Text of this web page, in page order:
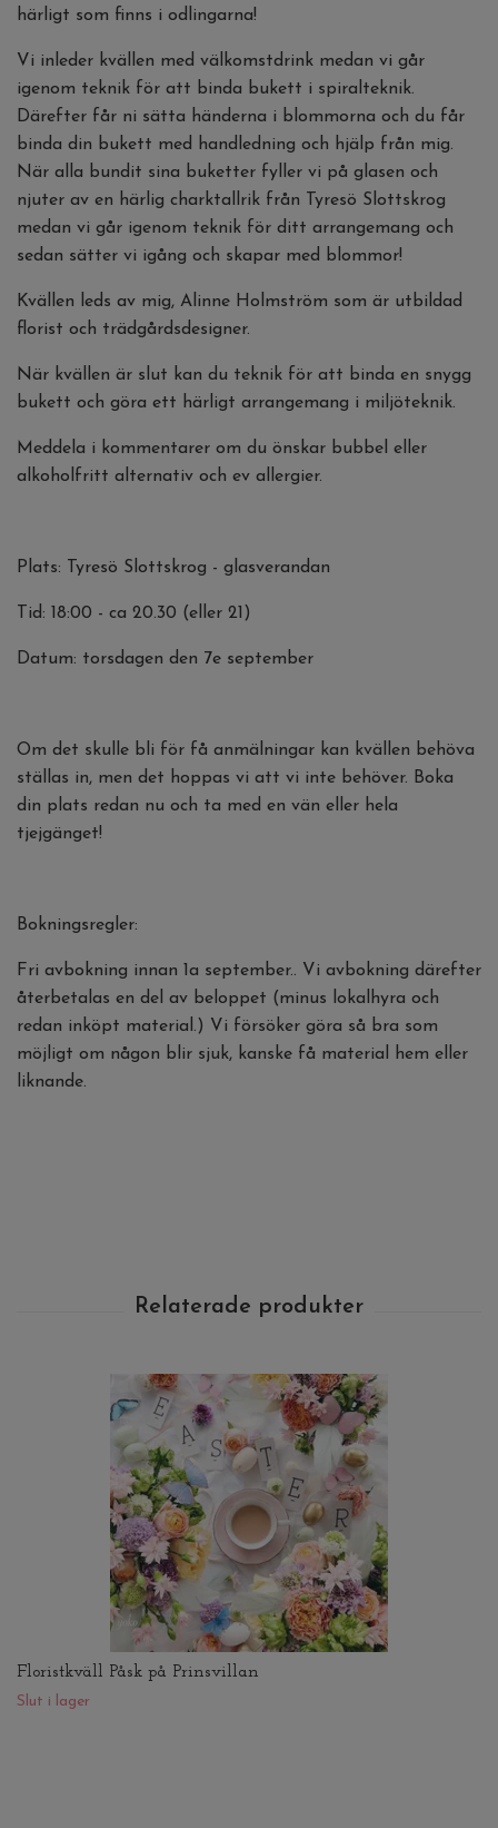
härligt som finns i odlingarna!
Vi inleder kvällen med välkomstdrink medan vi går
igenom teknik för att binda bukett i spiralteknik.
Därefter får ni sätta händerna i blommorna och du får
binda din bukett med handledning och hjälp från mig.
När alla bundit sina buketter fyller vi på glasen och
njuter av en härlig charktallrik från Tyresö Slottskrog
medan vi går igenom teknik för ditt arrangemang och
sedan sätter vi igång och skapar med blommor!
Kvällen leds av mig, Alinne Holmström som är utbildad
florist och trädgårdsdesigner.
När kvällen är slut kan du teknik för att binda en snygg
bukett och göra ett härligt arrangemang i miljöteknik.
Meddela i kommentarer om du önskar bubbel eller
alkoholfritt alternativ och ev allergier.
Plats: Tyresö Slottskrog - glasverandan
Tid: 18:00 - ca 20.30 (eller 21)
Datum: torsdagen den 7e september
Om det skulle bli för få anmälningar kan kvällen behöva
ställas in, men det hoppas vi att vi inte behöver. Boka
din plats redan nu och ta med en vän eller hela
tjejgänget!
Bokningsregler:
Fri avbokning innan 1a september.. Vi avbokning därefter
återbetalas en del av beloppet (minus lokalhyra och
redan inköpt material.) Vi försöker göra så bra som
möjligt om någon blir sjuk, kanske få material hem eller
liknande.
Floristkväll Påsk på Prinsvillan
Slut i lager